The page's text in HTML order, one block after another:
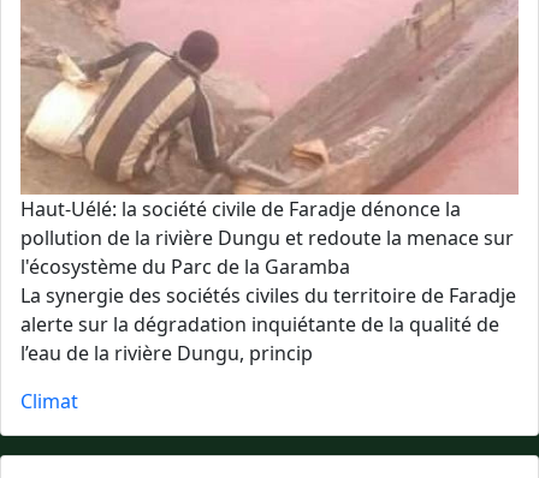
Haut-Uélé: la société civile de Faradje dénonce la
pollution de la rivière Dungu et redoute la menace sur
l'écosystème du Parc de la Garamba
La synergie des sociétés civiles du territoire de Faradje
alerte sur la dégradation inquiétante de la qualité de
l’eau de la rivière Dungu, princip
Climat